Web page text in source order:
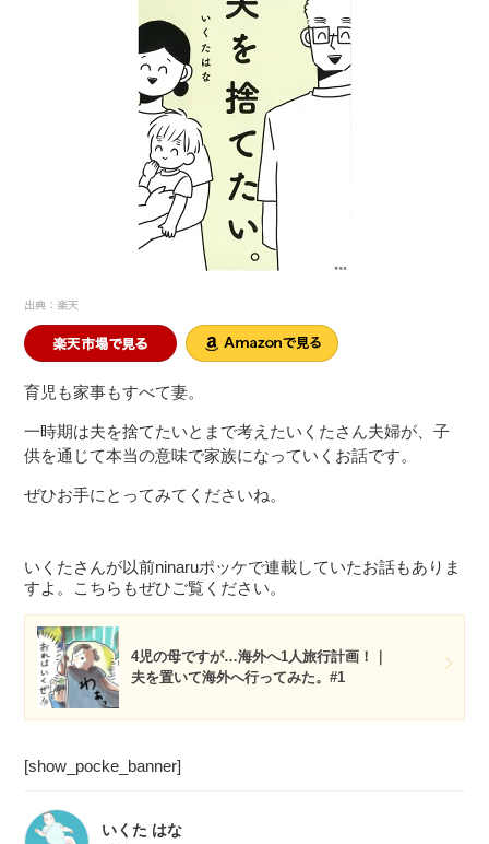
育児も家事もすべて妻。
一時期は夫を捨てたいとまで考えたいくたさん夫婦が、子
供を通じて本当の意味で家族になっていくお話です。
ぜひお手にとってみてくださいね。
いくたさんが以前ninaruポッケで連載していたお話もありま
すよ。こちらもぜひご覧ください。
4児の母ですが…海外へ1人旅行計画！｜
夫を置いて海外へ行ってみた。#1
[show_pocke_banner]
いくた はな